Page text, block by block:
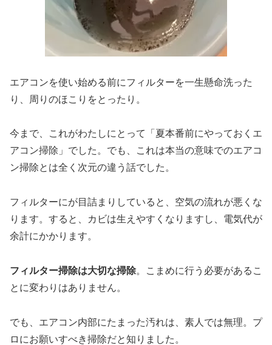
エアコンを使い始める前にフィルターを一生懸命洗った
り、周りのほこりをとったり。
今まで、これがわたしにとって「夏本番前にやっておくエ
アコン掃除」でした。でも、これは本当の意味でのエアコ
ン掃除とは全く次元の違う話でした。
フィルターにが目詰まりしていると、空気の流れが悪くな
ります。すると、カビは生えやすくなりますし、電気代が
余計にかかります。
フィルター掃除は大切な掃除。こまめに行う必要があるこ
とに変わりはありません。
でも、エアコン内部にたまった汚れは、素人では無理。プ
ロにお願いすべき掃除だと知りました。